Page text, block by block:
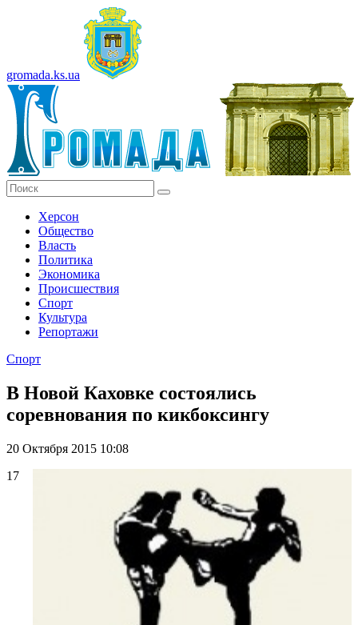
gromada.ks.ua
Херсон
Общество
Власть
Политика
Экономика
Происшествия
Спорт
Культура
Репортажи
Спорт
В Новой Каховке состоялись
соревнования по кикбоксингу
20 Октября 2015 10:08
17